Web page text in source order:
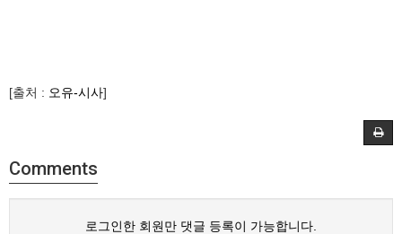
[출처 : 오유-시사]
Comments
로그인한 회원만 댓글 등록이 가능합니다.